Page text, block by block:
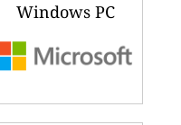
Windows PC